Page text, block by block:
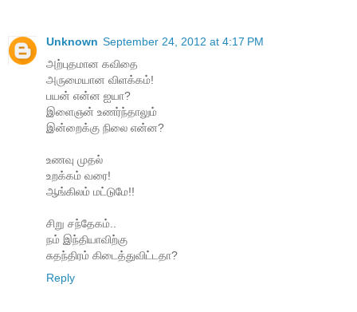
Unknown September 24, 2012 at 4:17 PM
அற்புதமான கவிதை
அருமையான விளக்கம்!
பயன் என்ன ஐயா?
இளைஞன் உணர்ந்தாலும்
இன்றைக்கு நிலை என்ன?
உணவு முதல்
உறக்கம் வரை!
ஆங்கிலம் மட்டுமே!!
சிறு சந்தேகம்..
நம் இந்தியாவிற்கு
சுதந்திரம் கிடைத்துவிட்டதா?
Reply